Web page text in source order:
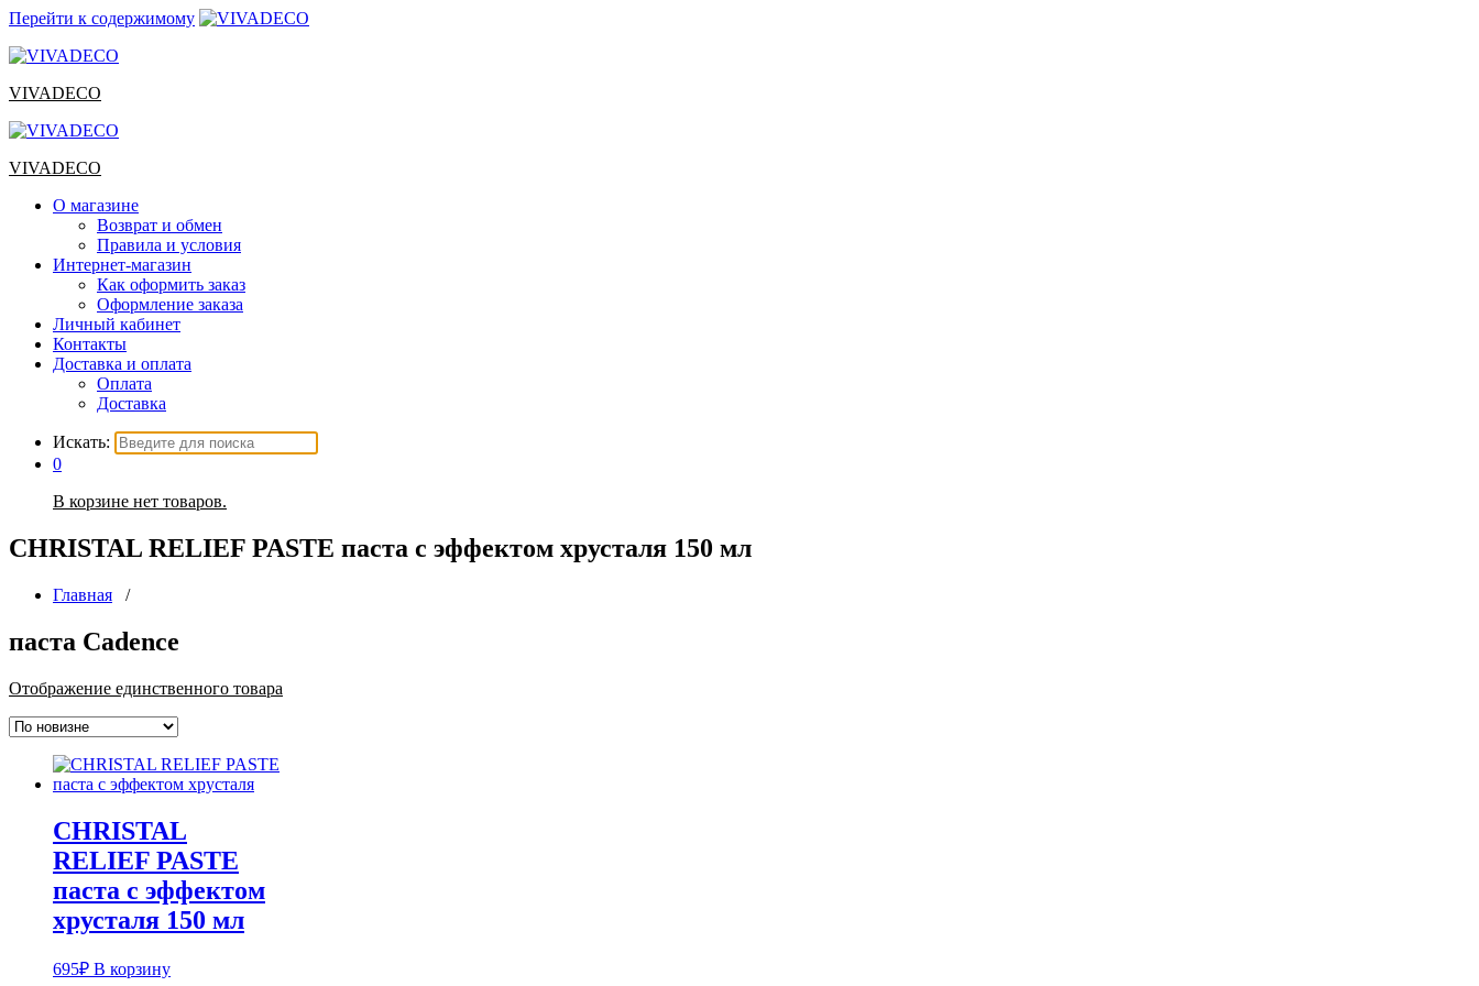
Перейти к содержимому
VIVADECO
VIVADECO
О магазине
Возврат и обмен
Правила и условия
Интернет-магазин
Как оформить заказ
Оформление заказа
Личный кабинет
Контакты
Доставка и оплата
Оплата
Доставка
Искать:
0
В корзине нет товаров.
CHRISTAL RELIEF PASTE паста с эффектом хрусталя 150 мл
Главная /
паста Cadence
Отображение единственного товара
CHRISTAL
RELIEF PASTE
паста с эффектом
хрусталя 150 мл
695₽ В корзину